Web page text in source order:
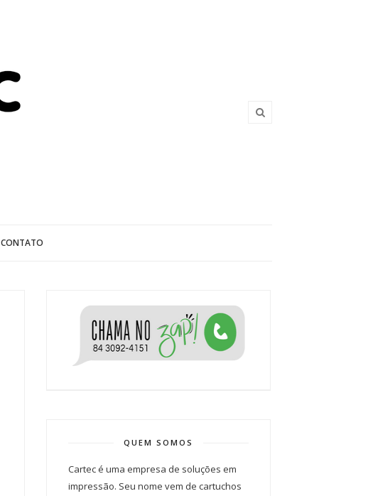
CONTATO
QUEM SOMOS
Cartec é uma empresa de soluções em
impressão. Seu nome vem de cartuchos